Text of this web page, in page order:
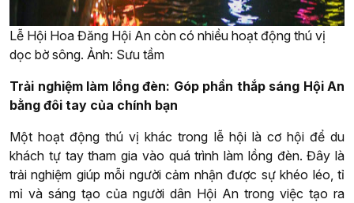
Lễ Hội Hoa Đăng Hội An còn có nhiều hoạt động thú vị
dọc bờ sông. Ảnh: Sưu tầm
Trải nghiệm làm lồng đèn: Góp phần thắp sáng Hội An
bằng đôi tay của chính bạn
Một hoạt động thú vị khác trong lễ hội là cơ hội để du
khách tự tay tham gia vào quá trình làm lồng đèn. Đây là
trải nghiệm giúp mỗi người cảm nhận được sự khéo léo, tỉ
mỉ và sáng tạo của người dân Hội An trong việc tạo ra